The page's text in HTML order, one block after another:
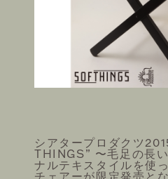
©THEATRE PRODUCTS
シアタープロダクツ
THINGS” 〜毛足の長
ナルテキスタイルを使
チェアーが限定発売と